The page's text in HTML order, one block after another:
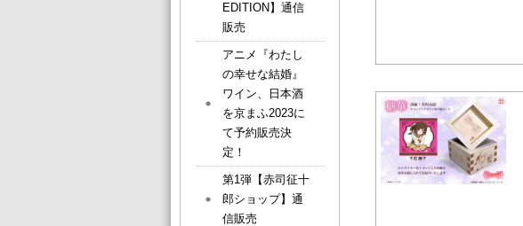
EDITION】通信
販売
アニメ『わたし
の幸せな結婚』
ワイン、日本酒
を京まふ2023に
て予約販売決
定！
第1弾【赤司征十
郎ショップ】通
信販売